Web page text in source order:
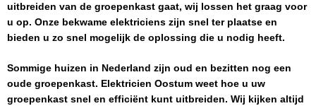
uitbreiden van de groepenkast gaat, wij lossen het graag voor
u op. Onze bekwame elektriciens zijn snel ter plaatse en
bieden u zo snel mogelijk de oplossing die u nodig heeft.
Sommige huizen in Nederland zijn oud en bezitten nog een
oude groepenkast. Elektricien Oostum weet hoe u uw
groepenkast snel en efficiënt kunt uitbreiden. Wij kijken altijd